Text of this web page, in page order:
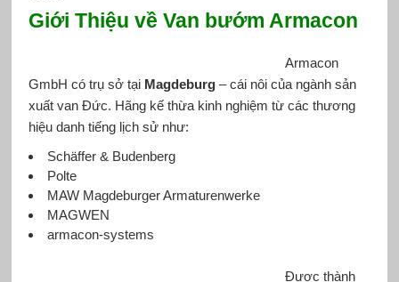
Giới Thiệu về Van bướm Armacon
GmbH có trụ sở tại Magdeburg – cái nôi của ngành sản
xuất van Đức. Hãng kế thừa kinh nghiệm từ các thương
hiệu danh tiếng lịch sử như:
Schäffer & Budenberg
Polte
MAW Magdeburger Armaturenwerke
MAGWEN
armacon-systems